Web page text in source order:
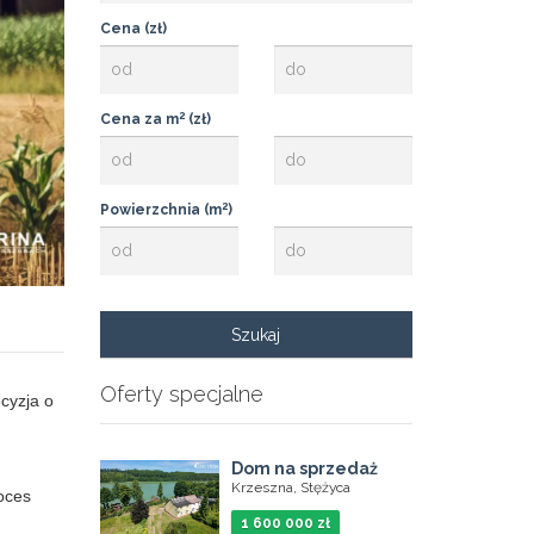
o
Cena (zł)
Cena za m2(zł)
Powierzchnia (m2)
Oferty specjalne
Dom na sprzedaż
Krzeszna, Stężyca
1 600 000 zł